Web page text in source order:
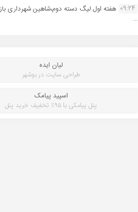
09:24 هفته اول لیگ دسته دوم،شاهین شهرداری
...
لیان ایده
طراحی سایت در بوشهر
اسپید پیامک
پنل پیامکی با ۹۵٪ تخفیف خرید پنل